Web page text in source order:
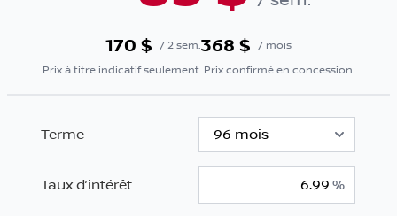
170 $ / 2 sem.368 $ / mois
Prix à titre indicatif seulement. Prix confirmé en concession.
Terme
Taux d’intérêt %